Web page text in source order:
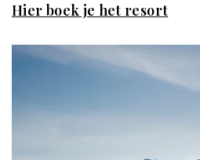
Hier boek je het resort